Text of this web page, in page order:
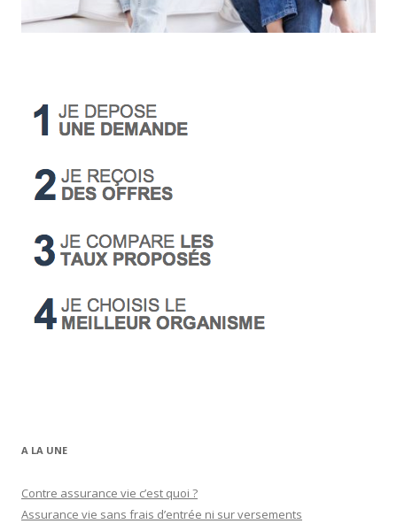
A LA UNE
Contre assurance vie c’est quoi ?
Assurance vie sans frais d’entrée ni sur versements